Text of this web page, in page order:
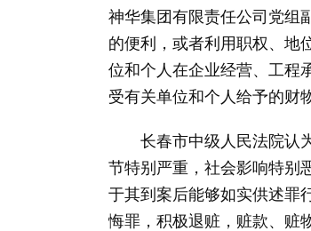
神华集团有限责任公司党组
的便利，或者利用职权、地
位和个人在企业经营、工程
受有关单位和个人给予的财
长春市中级人民法院认为
节特别严重，社会影响特别
于其到案后能够如实供述罪
悔罪，积极退赃，赃款、赃